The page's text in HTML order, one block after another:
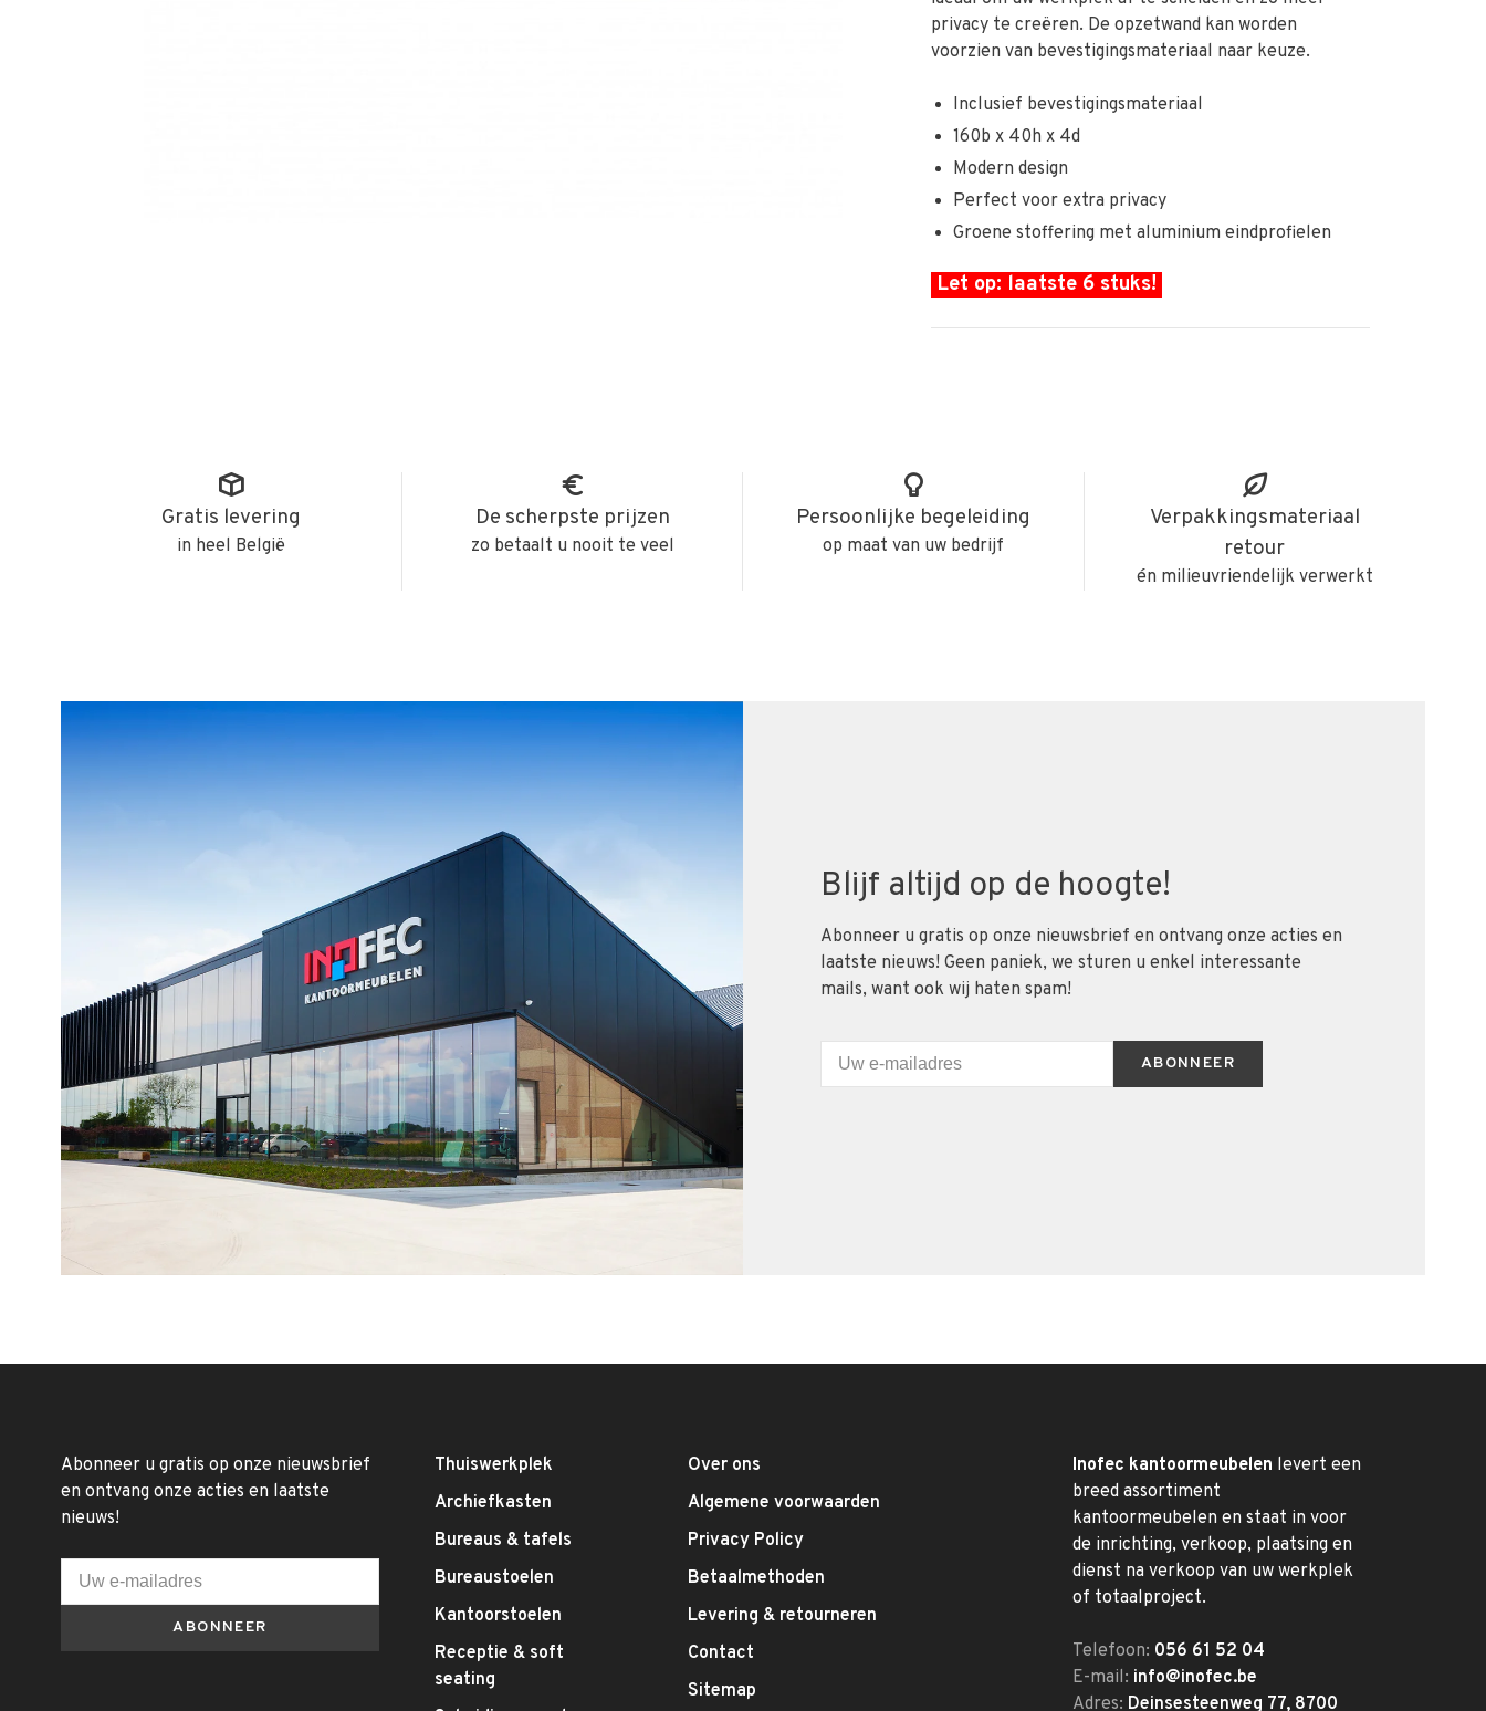
privacy te creëren. De opzetwand kan worden
voorzien van bevestigingsmateriaal naar keuze.
Inclusief bevestigingsmateriaal
160b x 40h x 4d
Modern design
Perfect voor extra privacy
Groene stoffering met aluminium eindprofielen
Let op: laatste 6 stuks!
Gratis levering
in heel België
De scherpste prijzen
zo betaalt u nooit te veel
Persoonlijke begeleiding
op maat van uw bedrijf
Verpakkingsmateriaal
retour
én milieuvriendelijk verwerkt
Blijf altijd op de hoogte!
Abonneer u gratis op onze nieuwsbrief en ontvang onze acties en
laatste nieuws! Geen paniek, we sturen u enkel interessante
mails, want ook wij haten spam!
ABONNEER
Abonneer u gratis op onze nieuwsbrief
en ontvang onze acties en laatste
nieuws!
ABONNEER
Thuiswerkplek
Archiefkasten
Bureaus & tafels
Bureaustoelen
Kantoorstoelen
Receptie & soft
seating
Over ons
Algemene voorwaarden
Privacy Policy
Betaalmethoden
Levering & retourneren
Contact
Sitemap
Inofec kantoormeubelen levert een
breed assortiment
kantoormeubelen en staat in voor
de inrichting, verkoop, plaatsing en
dienst na verkoop van uw werkplek
of totaalproject.
Telefoon: 056 61 52 04
E-mail: info@inofec.be
Adres: Deinsesteenweg 77, 8700